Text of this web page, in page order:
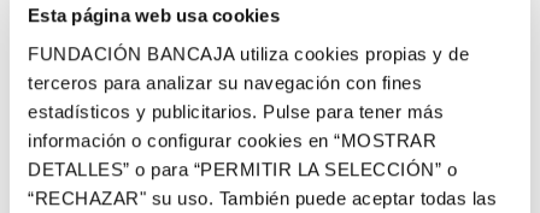
Esta página web usa cookies
FUNDACIÓN BANCAJA utiliza cookies propias y de
terceros para analizar su navegación con fines
estadísticos y publicitarios. Pulse para tener más
información o configurar cookies en “MOSTRAR
DETALLES” o para “PERMITIR LA SELECCIÓN” o
“RECHAZAR" su uso. También puede aceptar todas las
entregados a la emoción y nostalgia que provoca la
vida nómada.
En su búsqueda constante de la belleza, emplea el
fetichismo para describir su propio viaje de vida vivida.
El artista se deleita en los objetos silenciosos que le
rodean y se deja admirar por el mestizaje y